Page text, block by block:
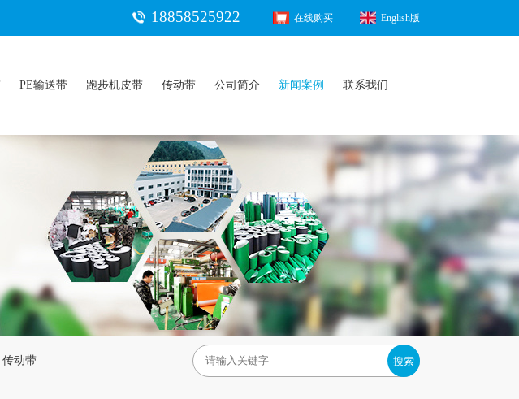
18858525922 在线购买 English版
PE输送带 跑步机皮带 传动带 公司简介 新闻案例 联系我们
传动带 搜索